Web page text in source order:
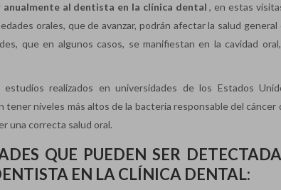
al dentista en la clínica dental, en estas
orales, que de avanzar, podrán afectar la salud
que en algunos casos, se manifiestan en la cavidad
realizados en universidades de los Estados
tener niveles más altos de la bacteria responsable del
una correcta salud oral.
QUE PUEDEN SER
EN LA CLÍNICA DENTAL: